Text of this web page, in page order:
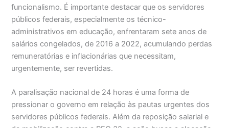
funcionalismo. É importante destacar que os servidores
públicos federais, especialmente os técnico-
administrativos em educação, enfrentaram sete anos de
salários congelados, de 2016 a 2022, acumulando perdas
remuneratórias e inflacionárias que necessitam,
urgentemente, ser revertidas.
A paralisação nacional de 24 horas é uma forma de
pressionar o governo em relação às pautas urgentes dos
servidores públicos federais. Além da reposição salarial e